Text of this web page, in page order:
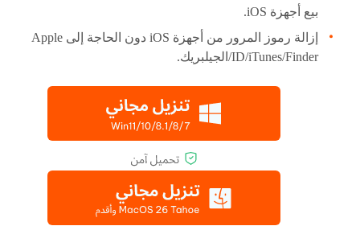
بيع أجهزة iOS.
إزالة رموز المرور من أجهزة iOS دون الحاجة إلى Apple
ID/iTunes/Finder/الجيلبريك.